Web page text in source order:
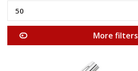
50
More filters